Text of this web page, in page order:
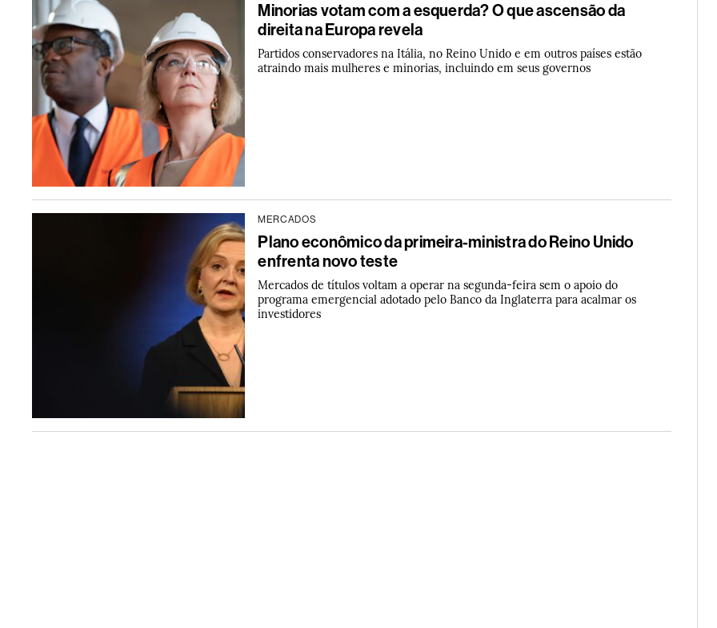
Minorias votam com a esquerda? O que ascensão da
direita na Europa revela
Partidos conservadores na Itália, no Reino Unido e em outros países estão
atraindo mais mulheres e minorias, incluindo em seus governos
MERCADOS
Plano econômico da primeira-ministra do Reino Unido
enfrenta novo teste
Mercados de títulos voltam a operar na segunda-feira sem o apoio do
programa emergencial adotado pelo Banco da Inglaterra para acalmar os
investidores